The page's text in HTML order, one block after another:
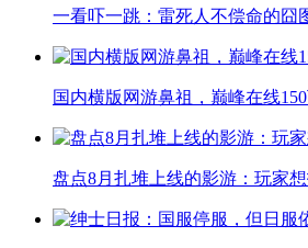
一看吓一跳：雷死人不偿命的囧
国内横版网游鼻祖，巅峰在线
盘点8月扎堆上线的影游：玩家